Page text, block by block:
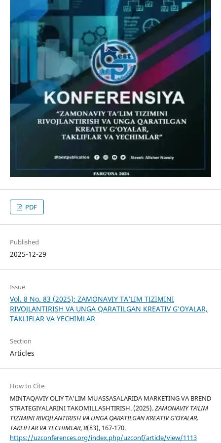
PDF
Published
2025-12-29
Issue
Vol. 8 No. 83 (2025): ZAMONAVIY TA’LIM TIZIMINI
RIVOJLANTIRISH VA UNGA QARATILGAN KREATIV G’OYALAR,
TAKLIFLAR VA YECHIMLAR
Section
Articles
How to Cite
MINTAQAVIY OLIY TA’LIM MUASSASALARIDA MARKETING VA BREND
STRATEGIYALARINI TAKOMILLASHTIRISH. (2025).ZAMONAVIY TA’LIM
TIZIMINI RIVOJLANTIRISH VA UNGA QARATILGAN KREATIV G’OYALAR,
TAKLIFLAR VA YECHIMLAR,8(83), 167-170.
https://uzconferences.org/index.php/uzconf/article/view/1113